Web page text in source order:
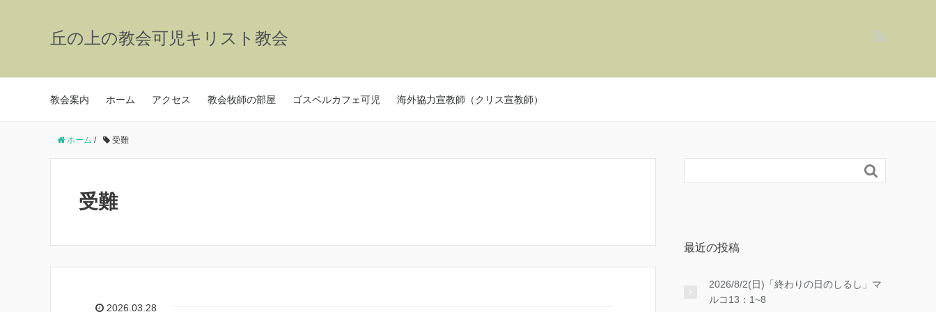
丘の上の教会可児キリスト教会
教会案内 ホーム アクセス 教会牧師の部屋 ゴスペルカフェ可児 海外協力宣教師（クリス宣教師）
ホーム / 受難
受難
2026.03.28

最近の投稿
2026/8/2(日)「終わりの日のしるし」マ
ルコ13：1~8